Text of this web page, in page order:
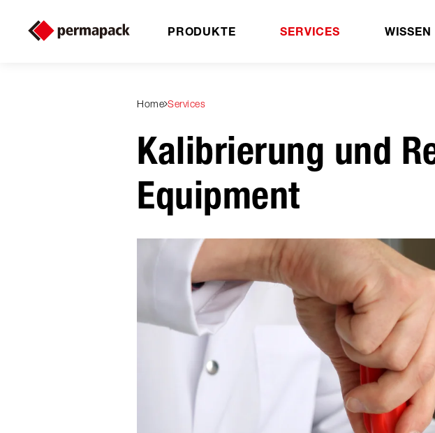
PRODUKTE SERVICES WISSEN
Home Services
Kalibrierung und
Equipment